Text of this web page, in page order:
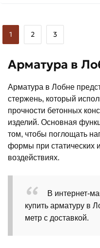
1 2 3
Арматура в
Арматура в Лобне
стержень, который
прочности бетонных
изделий. Основная
том, чтобы поглощать
формы при статических
воздействиях.
В интернет-
купить арматуру в
метр с доставкой.